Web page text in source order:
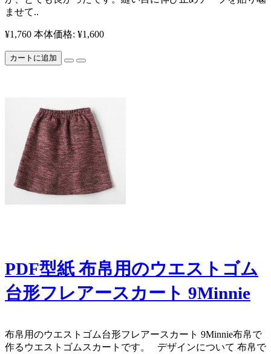
ませて..
¥1,760 本体価格: ¥1,600
カートに追加
PDF型紙 布帛用のウエストゴム
台形フレアースカート 9Minnie
布帛用のウエストゴム台形フレアースカート 9Minnie ​布帛で
作るウエストゴムスカートです。 デザインについて 布帛で